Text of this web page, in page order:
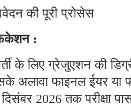
की पूरी प्रोसेस
:
के लिए ग्रेजुएशन की
अलावा फाइनल ईयर
2026 तक परीक्षा